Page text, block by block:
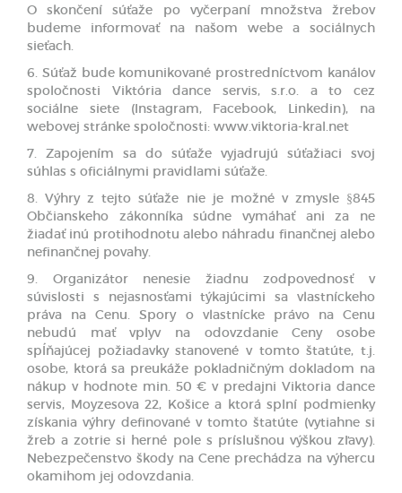
O skončení súťaže po vyčerpaní množstva žrebov
budeme informovať na našom webe a sociálnych
sieťach.
6. Súťaž bude komunikované prostredníctvom kanálov
spoločnosti Viktória dance servis, s.r.o. a to cez
sociálne siete (Instagram, Facebook, Linkedin), na
webovej stránke spoločnosti: www.viktoria-kral.net
7. Zapojením sa do súťaže vyjadrujú súťažiaci svoj
súhlas s oficiálnymi pravidlami súťaže.
8. Výhry z tejto súťaže nie je možné v zmysle §845
Občianskeho zákonníka súdne vymáhať ani za ne
žiadať inú protihodnotu alebo náhradu finančnej alebo
nefinančnej povahy.
9. Organizátor nenesie žiadnu zodpovednosť v
súvislosti s nejasnosťami týkajúcimi sa vlastníckeho
práva na Cenu. Spory o vlastnícke právo na Cenu
nebudú mať vplyv na odovzdanie Ceny osobe
spĺňajúcej požiadavky stanovené v tomto štatúte, t.j.
osobe, ktorá sa preukáže pokladničným dokladom na
nákup v hodnote min. 50 € v predajni Viktoria dance
servis, Moyzesova 22, Košice a ktorá splní podmienky
získania výhry definované v tomto štatúte (vytiahne si
žreb a zotrie si herné pole s príslušnou výškou zľavy).
Nebezpečenstvo škody na Cene prechádza na výhercu
okamihom jej odovzdania.